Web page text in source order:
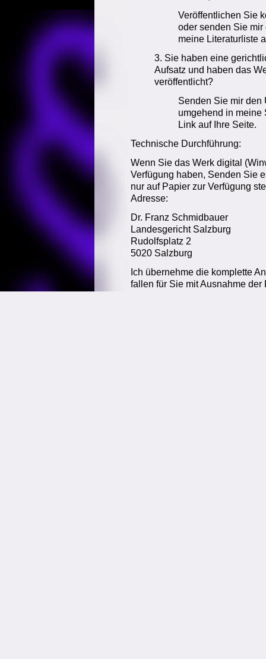
Veröffentlichen Sie
oder senden Sie mir
meine Literaturliste
3. Sie haben eine
Aufsatz und haben das
veröffentlicht?
Senden Sie mir den
umgehend in meine
Link auf Ihre Seite.
Technische Durchführung:
Wenn Sie das Werk digital
Verfügung haben, Senden Sie
nur auf Papier zur Verfügung
Adresse:
Dr. Franz Schmidbauer
Landesgericht Salzburg
Rudolfsplatz 2
5020 Salzburg
Ich übernehme die komplette
fallen für Sie mit Ausnahme der